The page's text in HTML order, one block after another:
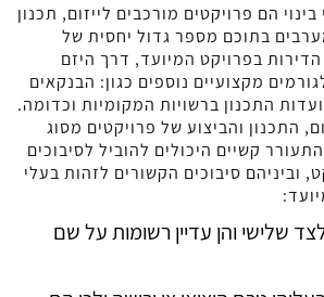
בינוי הם פרויקטים מורכבים לייזום, תכנון
בתוכם מספר גדול יחסית של
בפרויקט המיועד, דרך היזם
מקצועיים נוספים כגון: הבנקאים
התכנון ברשויות המקומיות וכדומה.
התכנון והביצוע של פרויקטים מסוג
קשיים היכולים להוביל לסיבוכים
וביניהם סיבוכים הקשורים לזהות בעלי
שלישי והן עדיין רשומות על שם